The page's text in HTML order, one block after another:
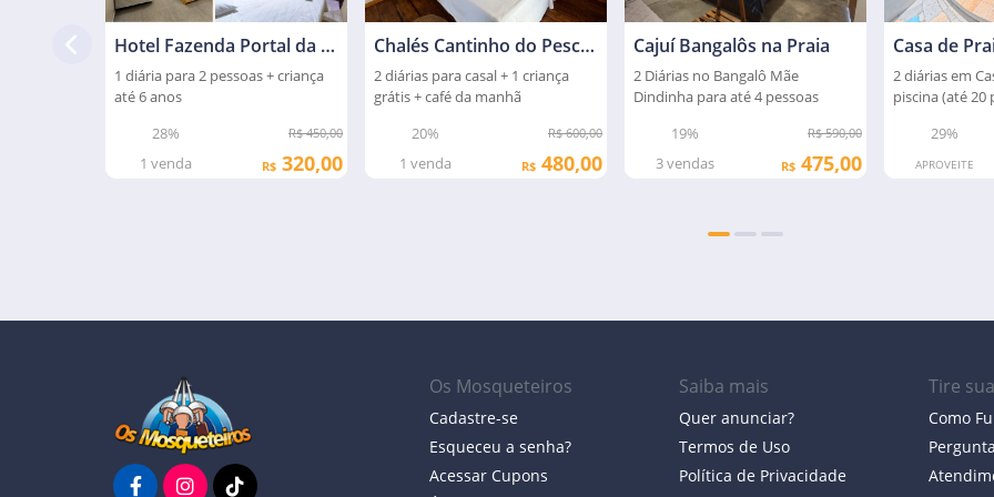
Hotel Fazenda Portal da Amazônia
1 diária para 2 pessoas + criança
até 6 anos
28%
R$ 450,00
1 venda R$ 320,00
Chalés Cantinho do Pescador
2 diárias para casal + 1 criança
grátis + café da manhã
20%
R$ 600,00
1 venda R$ 480,00
Cajuí Bangalôs na Praia
2 Diárias no Bangalô Mãe
Dindinha para até 4 pessoas
19%
R$ 590,00
3vendas R$ 475,00
Casa de
2 diárias em
piscina (até 20
29%
APROVEITE
Os Mosqueteiros
Cadastre-se
Esqueceu a senha?
Acessar Cupons
Saiba mais
Quer anunciar?
Termos de Uso
Política de Privacidade
Tire
Como